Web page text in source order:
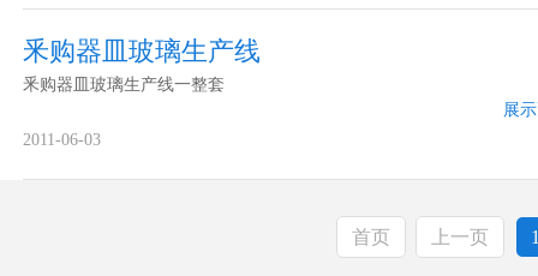
6.如果厂商能...
釆购器皿玻璃生产线
釆购器皿玻璃生产线一整套
展
2011-06-03
首页 上一页